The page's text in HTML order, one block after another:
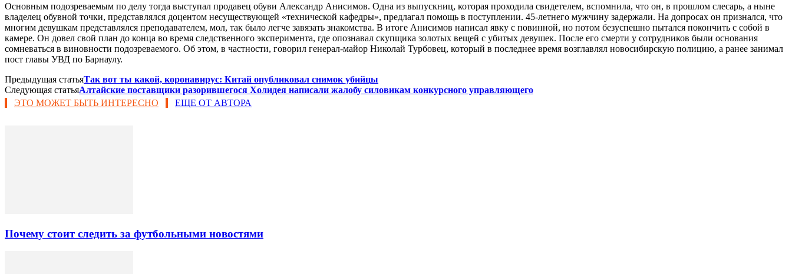
Основным подозреваемым по делу тогда выступал продавец обуви Александр Анисимов. Одна из выпускниц, которая проходила свидетелем, вспомнила, что он, в прошлом слесарь, а ныне
владелец обувной точки, представлялся доцентом несуществующей «технической кафедры», предлагал помощь в поступлении. 45-летнего мужчину задержали. На допросах он признался, что
многим девушкам представлялся преподавателем, мол, так было легче завязать знакомства. В итоге Анисимов написал явку с повинной, но потом безуспешно пытался покончить с собой в
камере. Он довел свой план до конца во время следственного эксперимента, где опознавал скупщика золотых вещей с убитых девушек. После его смерти у сотрудников были основания
сомневаться в виновности подозреваемого. Об этом, в частности, говорил генерал-майор Николай Турбовец, который в последнее время возглавлял новосибирскую полицию, а ранее занимал
пост главы УВД по Барнаулу.
Предыдущая статьяТак вот ты какой, коронавирус: Китай опубликовал снимок убийцы
Следующая статьяАлтайские поставщики разорившегося Холидея написали жалобу силовикам конкурсного управляющего
ЭТО МОЖЕТ БЫТЬ ИНТЕРЕСНО
ЕЩЕ ОТ АВТОРА
Почему стоит следить за футбольными новостями